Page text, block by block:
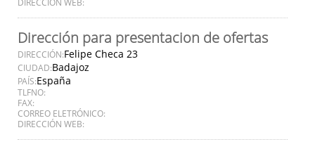
Dirección para presentacion de ofertas
DIRECCIÓN:Felipe Checa 23
CIUDAD:Badajoz
PAÍS:España
TLFNO:
FAX:
CORREO ELETRÓNICO:
DIRECCIÓN WEB: